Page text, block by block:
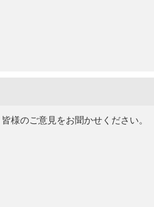
様のご意見をお聞かせください。